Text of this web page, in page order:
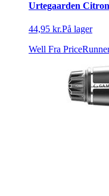
Urtegaarden
44,95 kr.På lager
Well Fra